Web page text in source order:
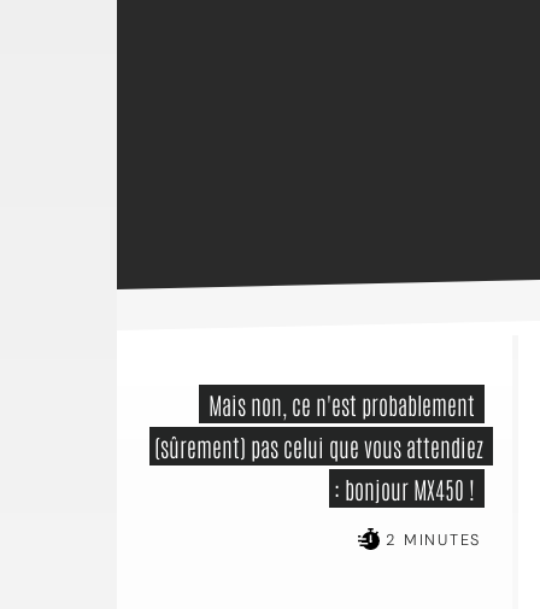
(sûrement) pas celui que vous attendiez
: bonjour MX450 !
2 MINUTES